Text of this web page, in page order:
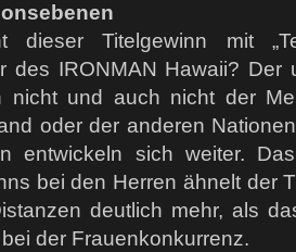
dieser Titelgewinn mit
des IRONMAN Hawaii? Der
nicht und auch nicht der
oder der anderen
entwickeln sich weiter.
bei den Herren ähnelt der
deutlich mehr, als
der Frauenkonkurrenz.